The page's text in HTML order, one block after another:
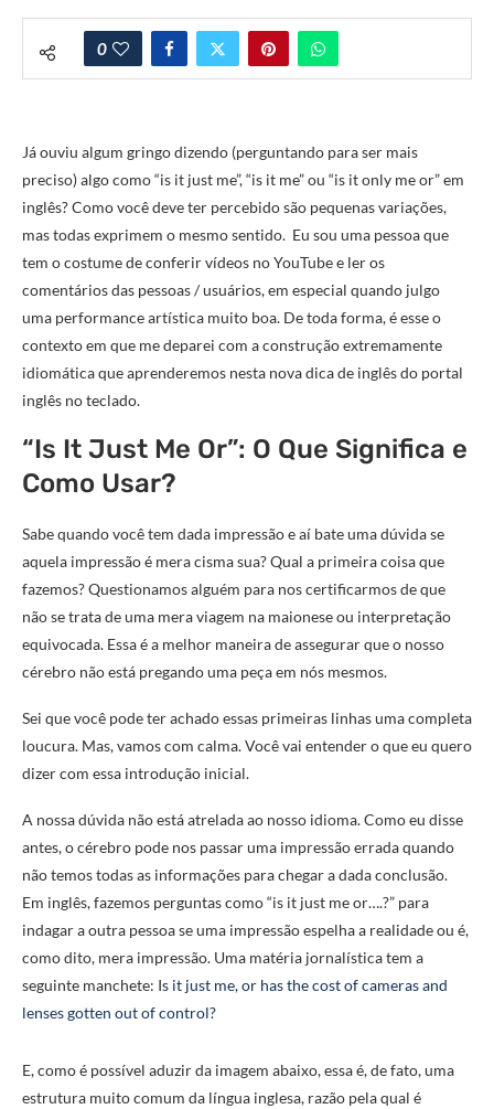
0
Já ouviu algum gringo dizendo (perguntando para ser mais
preciso) algo como “is it just me”, “is it me” ou “is it only me or” em
inglês? Como você deve ter percebido são pequenas variações,
mas todas exprimem o mesmo sentido. Eu sou uma pessoa que
tem o costume de conferir vídeos no YouTube e ler os
comentários das pessoas / usuários, em especial quando julgo
uma performance artística muito boa. De toda forma, é esse o
contexto em que me deparei com a construção extremamente
idiomática que aprenderemos nesta nova dica de inglês do portal
inglês no teclado.
“Is It Just Me Or”: O Que Significa e
Como Usar?
Sabe quando você tem dada impressão e aí bate uma dúvida se
aquela impressão é mera cisma sua? Qual a primeira coisa que
fazemos? Questionamos alguém para nos certificarmos de que
não se trata de uma mera viagem na maionese ou interpretação
equivocada. Essa é a melhor maneira de assegurar que o nosso
cérebro não está pregando uma peça em nós mesmos.
Sei que você pode ter achado essas primeiras linhas uma completa
loucura. Mas, vamos com calma. Você vai entender o que eu quero
dizer com essa introdução inicial.
A nossa dúvida não está atrelada ao nosso idioma. Como eu disse
antes, o cérebro pode nos passar uma impressão errada quando
não temos todas as informações para chegar a dada conclusão.
Em inglês, fazemos perguntas como “is it just me or….?” para
indagar a outra pessoa se uma impressão espelha a realidade ou é,
como dito, mera impressão. Uma matéria jornalística tem a
seguinte manchete: Is it just me, or has the cost of cameras and
lenses gotten out of control?
E, como é possível aduzir da imagem abaixo, essa é, de fato, uma
estrutura muito comum da língua inglesa, razão pela qual é